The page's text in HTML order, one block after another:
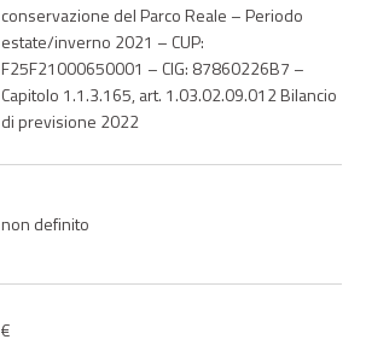
conservazione del Parco Reale – Periodo
estate/inverno 2021 – CUP:
F25F21000650001 – CIG: 87860226B7 –
Capitolo 1.1.3.165, art. 1.03.02.09.012 Bilancio
di previsione 2022
non definito
€